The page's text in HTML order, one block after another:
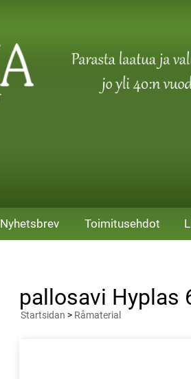
Nyhetsbrev Toimitusehdot
pallosavi Hyplas
Startsidan > Råmaterial